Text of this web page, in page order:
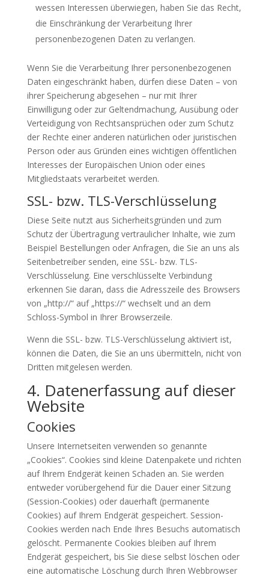
wessen Interessen überwiegen, haben Sie das Recht,
die Einschränkung der Verarbeitung Ihrer
personenbezogenen Daten zu verlangen.
Wenn Sie die Verarbeitung Ihrer personenbezogenen
Daten eingeschränkt haben, dürfen diese Daten – von
ihrer Speicherung abgesehen – nur mit Ihrer
Einwilligung oder zur Geltendmachung, Ausübung oder
Verteidigung von Rechtsansprüchen oder zum Schutz
der Rechte einer anderen natürlichen oder juristischen
Person oder aus Gründen eines wichtigen öffentlichen
Interesses der Europäischen Union oder eines
Mitgliedstaats verarbeitet werden.
SSL- bzw. TLS-Verschlüsselung
Diese Seite nutzt aus Sicherheitsgründen und zum
Schutz der Übertragung vertraulicher Inhalte, wie zum
Beispiel Bestellungen oder Anfragen, die Sie an uns als
Seitenbetreiber senden, eine SSL- bzw. TLS-
Verschlüsselung. Eine verschlüsselte Verbindung
erkennen Sie daran, dass die Adresszeile des Browsers
von „http://“ auf „https://“ wechselt und an dem
Schloss-Symbol in Ihrer Browserzeile.
Wenn die SSL- bzw. TLS-Verschlüsselung aktiviert ist,
können die Daten, die Sie an uns übermitteln, nicht von
Dritten mitgelesen werden.
4. Datenerfassung auf dieser
Website
Cookies
Unsere Internetseiten verwenden so genannte
„Cookies“. Cookies sind kleine Datenpakete und richten
auf Ihrem Endgerät keinen Schaden an. Sie werden
entweder vorübergehend für die Dauer einer Sitzung
(Session-Cookies) oder dauerhaft (permanente
Cookies) auf Ihrem Endgerät gespeichert. Session-
Cookies werden nach Ende Ihres Besuchs automatisch
gelöscht. Permanente Cookies bleiben auf Ihrem
Endgerät gespeichert, bis Sie diese selbst löschen oder
eine automatische Löschung durch Ihren Webbrowser